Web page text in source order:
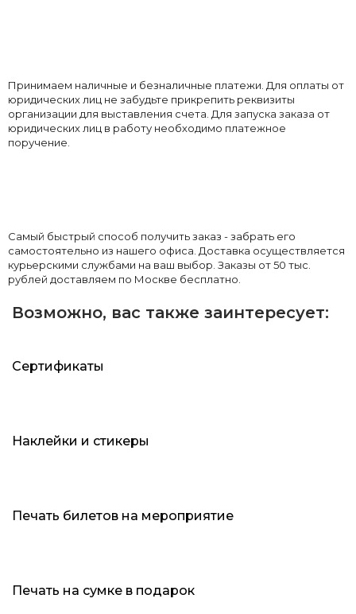
Принимаем наличные и безналичные платежи. Для оплаты от
юридических лиц не забудьте прикрепить реквизиты
организации для выставления счета. Для запуска заказа от
юридических лиц в работу необходимо платежное
поручение.
Самый быстрый способ получить заказ - забрать его
самостоятельно из нашего офиса. Доставка осуществляется
курьерскими службами на ваш выбор. Заказы от 50 тыс.
рублей доставляем по Москве бесплатно.
Возможно, вас также заинтересует:
Сертификаты
Наклейки и стикеры
Печать билетов на мероприятие
Печать на сумке в подарок